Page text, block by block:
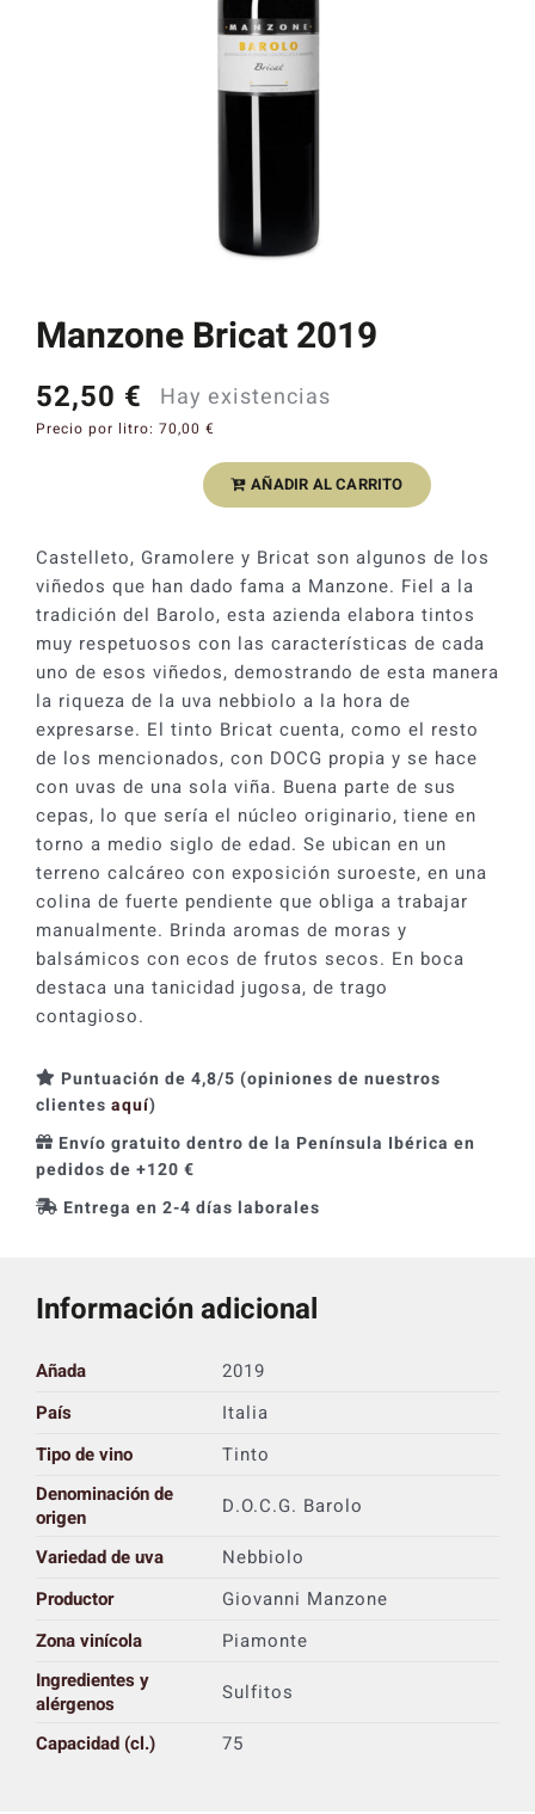
Manzone Bricat 2019
52,50 € Hay existencias
Precio por litro: 70,00 €
2019
cantidad
AÑADIR AL CARRITO
Castelleto, Gramolere y Bricat son algunos de los
viñedos que han dado fama a Manzone. Fiel a la
tradición del Barolo, esta azienda elabora tintos
muy respetuosos con las características de cada
uno de esos viñedos, demostrando de esta manera
la riqueza de la uva nebbiolo a la hora de
expresarse. El tinto Bricat cuenta, como el resto
de los mencionados, con DOCG propia y se hace
con uvas de una sola viña. Buena parte de sus
cepas, lo que sería el núcleo originario, tiene en
torno a medio siglo de edad. Se ubican en un
terreno calcáreo con exposición suroeste, en una
colina de fuerte pendiente que obliga a trabajar
manualmente. Brinda aromas de moras y
balsámicos con ecos de frutos secos. En boca
destaca una tanicidad jugosa, de trago
contagioso.
Puntuación de 4,8/5 (opiniones de nuestros
clientes aquí)
Envío gratuito dentro de la Península Ibérica en
pedidos de +120 €
Entrega en 2-4 días laborales
Información adicional
Añada
2019
País
Italia
Tipo de vino
Tinto
Denominación de
origen
D.O.C.G. Barolo
Variedad de uva
Nebbiolo
Productor
Giovanni Manzone
Zona vinícola
Piamonte
Ingredientes y
alérgenos
Sulfitos
Capacidad (cl.)
75